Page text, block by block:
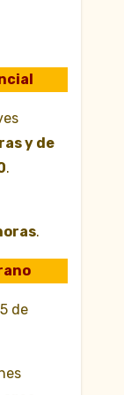
y de
.
.
de